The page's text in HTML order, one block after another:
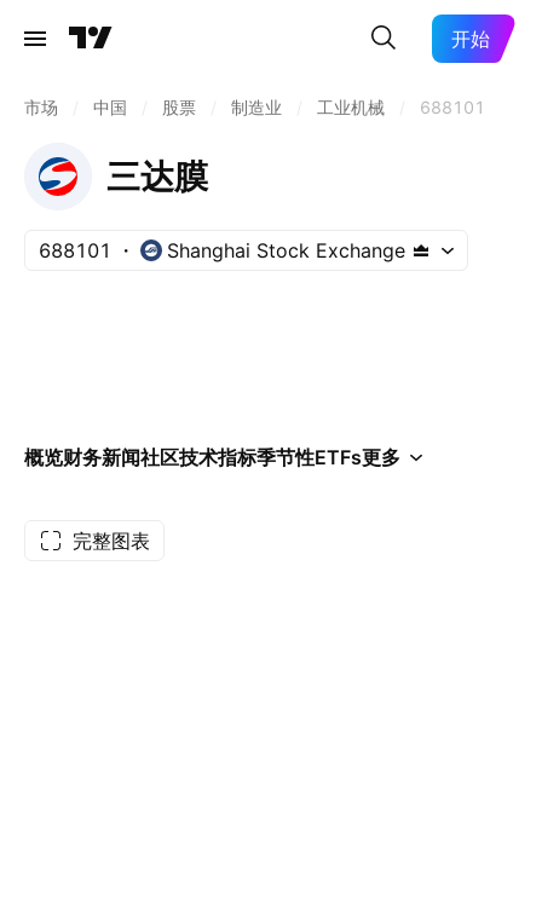
开始
市场 中国 股票 制造业 工业机械 688101
三达膜
688101 Shanghai Stock Exchange
概览财务新闻社区技术指标季节性ETFs更多
完整图表